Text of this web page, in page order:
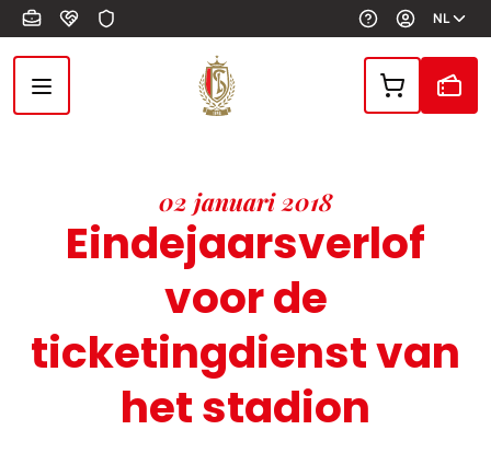
Overslaan en naar de inhoud gaan NL
02 januari 2018
Eindejaarsverlof
voor de
ticketingdienst van
het stadion